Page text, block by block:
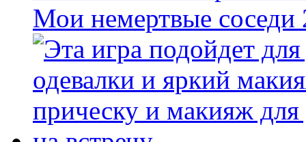
Мои немертвые